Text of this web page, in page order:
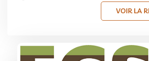
VOIR LA